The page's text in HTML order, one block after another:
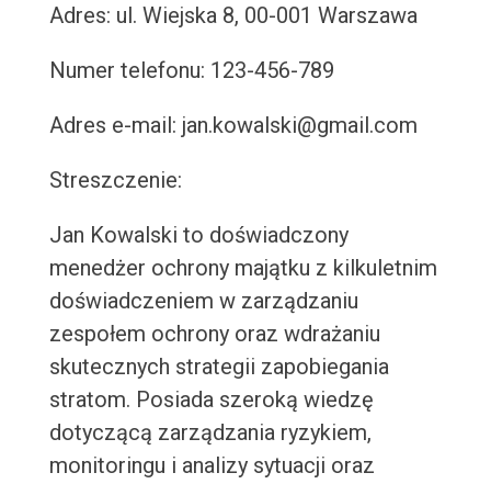
Adres: ul. Wiejska 8, 00-001 Warszawa
Numer telefonu: 123-456-789
Adres e-mail: jan.kowalski@gmail.com
Streszczenie:
Jan Kowalski to doświadczony
menedżer ochrony majątku z kilkuletnim
doświadczeniem w zarządzaniu
zespołem ochrony oraz wdrażaniu
skutecznych strategii zapobiegania
stratom. Posiada szeroką wiedzę
dotyczącą zarządzania ryzykiem,
monitoringu i analizy sytuacji oraz